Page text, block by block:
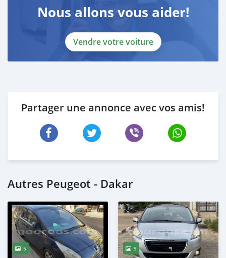
Nous allons vous aider!
Vendre votre voiture
Partager une annonce avec vos amis!
Autres Peugeot - Dakar
5 9